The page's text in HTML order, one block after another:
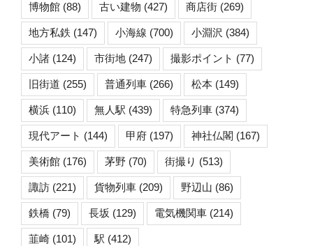
博物館 (88) 古い建物 (427) 商店街 (269)
地方私鉄 (147) 小海線 (700) 小淵沢 (384)
小諸 (124) 市街地 (247) 撮影ポイント (77)
旧街道 (255) 普通列車 (266) 松本 (149)
横浜 (110) 無人駅 (439) 特急列車 (374)
現代アート (144) 甲府 (197) 神社仏閣 (167)
美術館 (176) 茅野 (70) 街撮り (513)
諏訪 (221) 貨物列車 (209) 野辺山 (86)
鉄橋 (79) 長坂 (129) 電気機関車 (214)
韮崎 (101) 駅 (412)